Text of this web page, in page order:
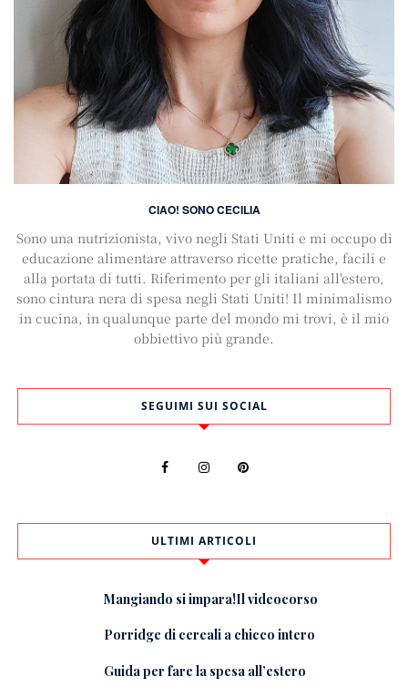
CIAO! SONO CECILIA
Sono una nutrizionista, vivo negli Stati Uniti e mi occupo di
educazione alimentare attraverso ricette pratiche, facili e
alla portata di tutti. Riferimento per gli italiani all'estero,
sono cintura nera di spesa negli Stati Uniti! Il minimalismo
in cucina, in qualunque parte del mondo mi trovi, è il mio
obbiettivo più grande.
SEGUIMI SUI SOCIAL
ULTIMI ARTICOLI
Mangiando si impara!Il videocorso
Porridge di cereali a chicco intero
Guida per fare la spesa all’estero